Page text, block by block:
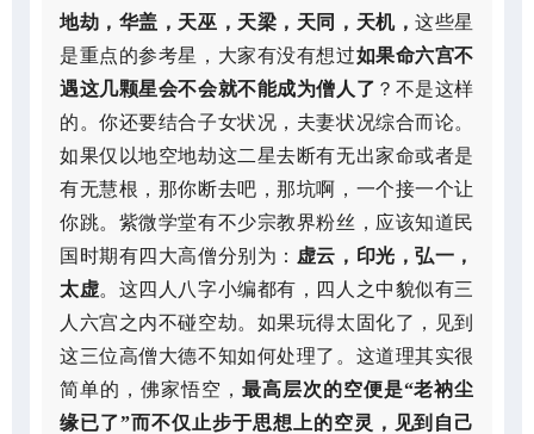
地劫，华盖，天巫，天梁，天同，天机，这些星
是重点的参考星，大家有没有想过如果命六宫不
遇这几颗星会不会就不能成为僧人了 ？不是这样
的。你还要结合子女状况，夫妻状况综合而论。
如果仅以地空地劫这二星去断有无出家命或者是
有无慧根，那你断去吧，那坑啊，一个接一个让
你跳。紫微学堂有不少宗教界粉丝，应该知道民
国时期有四大高僧分别为： 虚云，印光，弘一，
太虚。这四人八字小编都有，四人之中貌似有三
人六宫之内不碰空劫。如果玩得太固化了，见到
这三位高僧大德不知如何处理了。这道理其实很
简单的，佛家悟空， 最高层次的空便是“老衲尘
缘已了”而不仅止步于思想上的空灵，见到自己